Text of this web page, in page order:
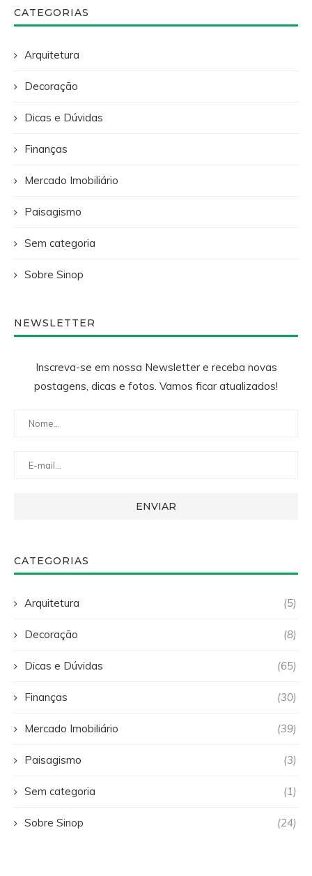
CATEGORIAS
Arquitetura
Decoração
Dicas e Dúvidas
Finanças
Mercado Imobiliário
Paisagismo
Sem categoria
Sobre Sinop
NEWSLETTER
Inscreva-se em nossa Newsletter e receba novas
postagens, dicas e fotos. Vamos ficar atualizados!
CATEGORIAS
Arquitetura (5)
Decoração (8)
Dicas e Dúvidas (65)
Finanças (30)
Mercado Imobiliário (39)
Paisagismo (3)
Sem categoria (1)
Sobre Sinop (24)